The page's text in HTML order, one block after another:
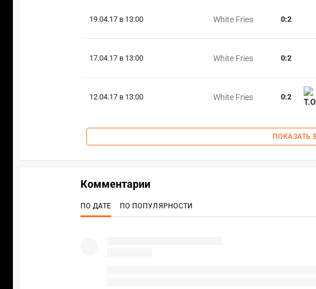
19.04.17 в 13:00 White Fries 0:2
17.04.17 в 13:00 White Fries 0:2
12.04.17 в 13:00 White Fries 0:2
ПОКАЗАТЬ
Комментарии
ПО ДАТЕ ПО ПОПУЛЯРНОСТИ